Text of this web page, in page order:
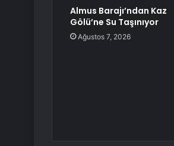
Almus Barajı’ndan Kaz
Gölü’ne Su Taşınıyor
Ağustos 7, 2026